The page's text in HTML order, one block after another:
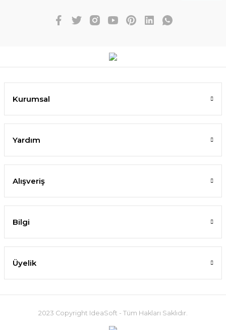
Kurumsal
Yardım
Alışveriş
Bilgi
Üyelik
2023 Copyright IdeaSoft - Tüm Hakları Saklıdır.